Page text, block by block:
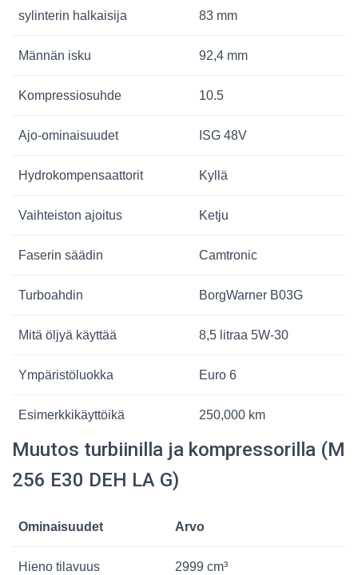
sylinterin halkaisija 83 mm
Männän isku 92,4 mm
Kompressiosuhde 10.5
Ajo-ominaisuudet ISG 48V
Hydrokompensaattorit Kyllä
Vaihteiston ajoitus Ketju
Faserin säädin Camtronic
Turboahdin BorgWarner B03G
Mitä öljyä käyttää 8,5 litraa 5W-30
Ympäristöluokka Euro 6
Esimerkkikäyttöikä 250,000 km
Muutos turbiinilla ja kompressorilla (M
256 E30 DEH LA G)
Ominaisuudet Arvo
Hieno tilavuus 2999 cm³